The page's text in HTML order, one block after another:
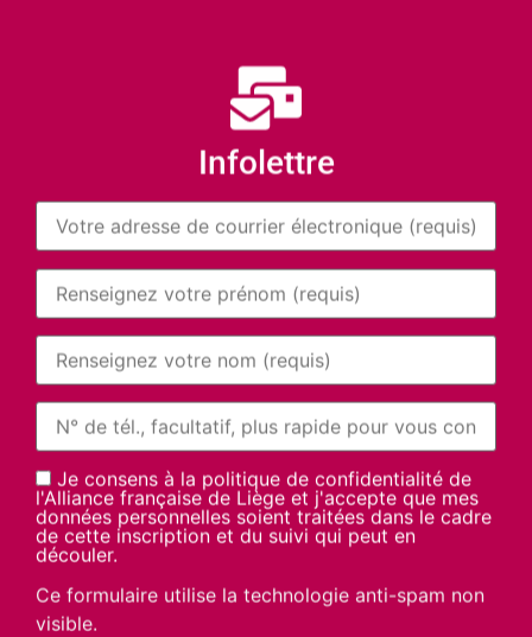
Infolettre
Je consens à la politique de confidentialité de
l'Alliance française de Liège et j'accepte que mes
données personnelles soient traitées dans le cadre
de cette inscription et du suivi qui peut en
découler.
Ce formulaire utilise la technologie anti-spam non
visible.